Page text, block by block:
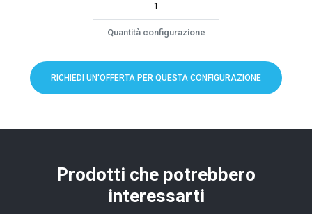
Quantità configurazione
RICHIEDI UN'OFFERTA PER QUESTA CONFIGURAZIONE
Prodotti che potrebbero
interessarti